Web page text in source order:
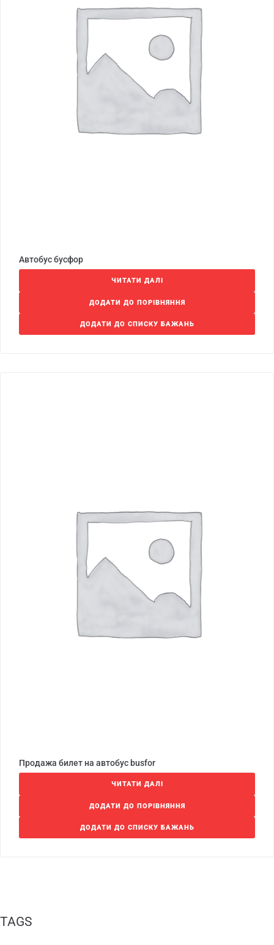
Автобус бусфор
ЧИТАТИ ДАЛІ
ДОДАТИ ДО ПОРІВНЯННЯ
ДОДАТИ ДО СПИСКУ БАЖАНЬ
Продажа билет на автобус busfor
ЧИТАТИ ДАЛІ
ДОДАТИ ДО ПОРІВНЯННЯ
ДОДАТИ ДО СПИСКУ БАЖАНЬ
TAGS